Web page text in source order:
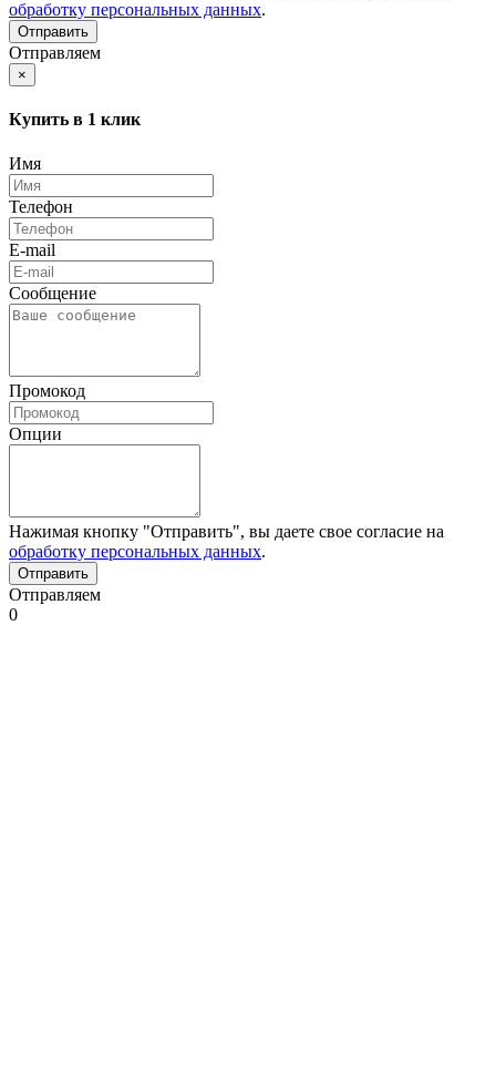
обработку персональных данных.
Отправляем
×
Купить в 1 клик
Имя
Телефон
E-mail
Сообщение
Промокод
Опции
Нажимая кнопку "Отправить", вы даете свое согласие на
обработку персональных данных.
Отправляем
0